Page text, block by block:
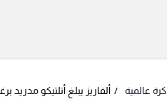
كرة عالمية ألفاريز يبلغ أتلتيكو